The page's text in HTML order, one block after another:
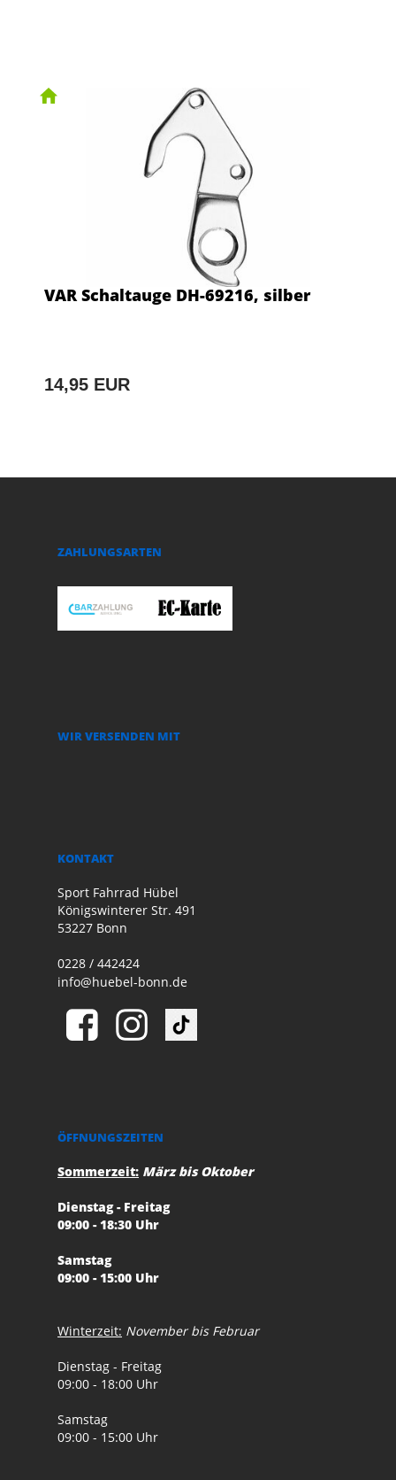
VAR Schaltauge DH-69216, silber
14,95 EUR
ZAHLUNGSARTEN
WIR VERSENDEN MIT
KONTAKT
Sport Fahrrad Hübel
Königswinterer Str. 491
53227 Bonn
0228 / 442424
info@huebel-bonn.de
ÖFFNUNGSZEITEN
Sommerzeit: März bis Oktober
Dienstag - Freitag
09:00 - 18:30 Uhr
Samstag
09:00 - 15:00 Uhr
Winterzeit: November bis Februar
Dienstag - Freitag
09:00 - 18:00 Uhr
Samstag
09:00 - 15:00 Uhr